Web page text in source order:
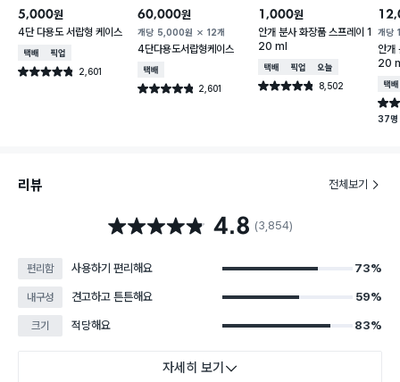
5,000원
4단 다용도 서랍형 케이스
택배배송매장픽업
별점 4.8점 2,601
건 작성
60,000원
개당 5,000원 12개
4단다용도서랍형케이스
택배배송
별점 4.8점 2,601
건 작성
1,000원
안개 분사 화장품 스프레이 1
20 ml
택배배송매장픽업오늘배송
별점 4.8점 8,502
건 작성
개당
안개
20
택배
별점
37명
리뷰 전체보기
별점 4.8점 4.8 (3,854)
편리함 사용하기 편리해요 73%
내구성 견고하고 튼튼해요 59%
크기 적당해요 83%
자세히 보기